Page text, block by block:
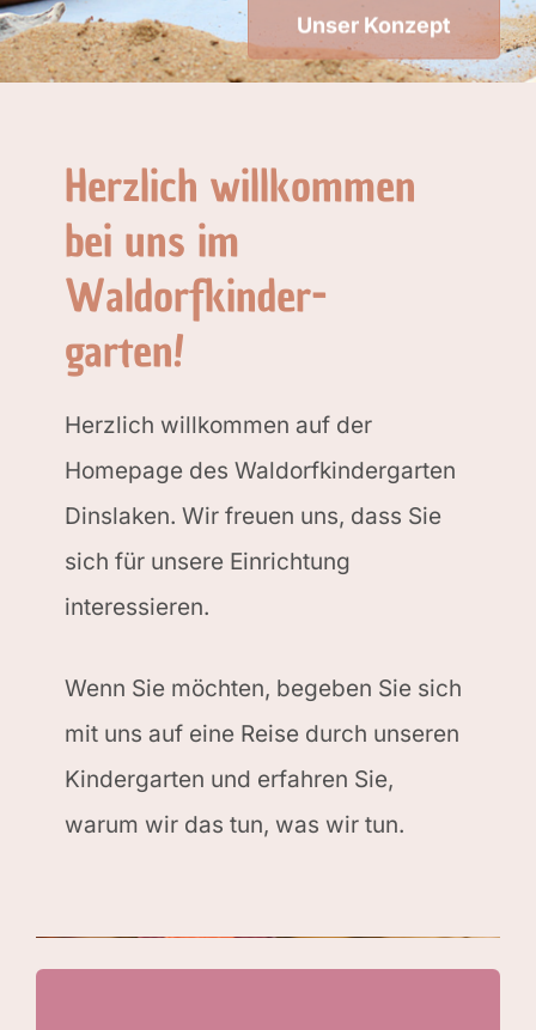
Spielgruppe
Herzlich willkommen
bei uns im
Waldorfkinder-
garten!
Herzlich willkommen auf der
Homepage des Waldorfkindergarten
Dinslaken. Wir freuen uns, dass Sie
sich für unsere Einrichtung
interessieren.
Wenn Sie möchten, begeben Sie sich
mit uns auf eine Reise durch unseren
Kindergarten und erfahren Sie,
warum wir das tun, was wir tun.